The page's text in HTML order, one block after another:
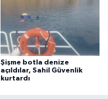
Şişme botla denize
açıldılar, Sahil Güvenlik
kurtardı